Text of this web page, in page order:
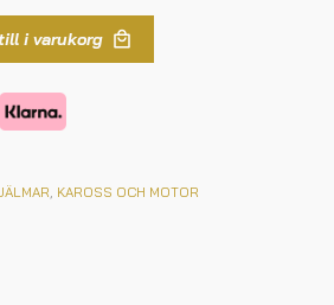
i varukorg
KAROSS OCH MOTOR